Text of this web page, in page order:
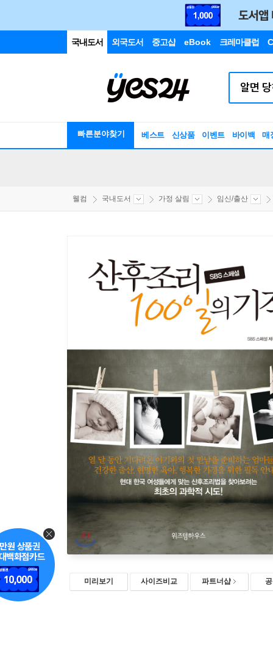
국내도서 외국도서 중고샵 eBook 크레마클럽
빠른분야찾기 베스트 신상품 이벤트 바이백 매
웰컴 국내도서 가정 살림 임신/출산
미리보기 사이즈비교 파트너샵